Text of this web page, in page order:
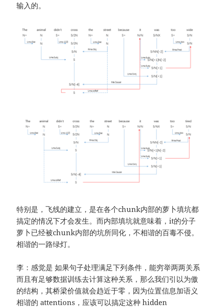
输入的。
特别是，飞线的建立，是在各个chunk内部的萝卜填坑都
搞定的情况下才会发生。而内部填坑就意味着，it的分子
萝卜已经被chunk内部的坑所同化，不相谐的百毒不侵。
相谐的一路绿灯。
李：感觉是 如果句子处理满足下列条件，能穷举两两关系
而且有足够数据训练去计算这种关系，那么我们引以为傲
的结构，其桥梁价值就会趋近于零，因为位置信息加语义
相谐的 attentions，应该可以搞定这种 hidden